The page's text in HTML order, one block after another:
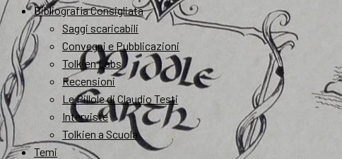
Bibliografia Consigliata
Saggi scaricabili
Convegni e Pubblicazioni
Tolkien Labs
Recensioni
Le Pillole di Claudio Testi
Interviste
Tolkien a Scuola
Temi